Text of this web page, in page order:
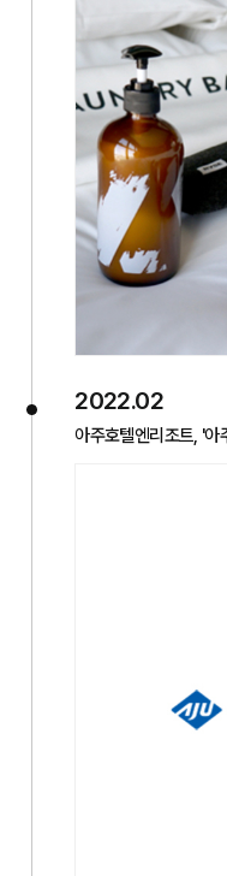
2022.02
아주호텔엔리조트, '아